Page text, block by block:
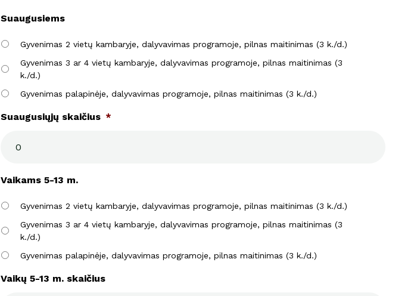
Suaugusiems
Gyvenimas 2 vietų kambaryje, dalyvavimas programoje, pilnas maitinimas (3 k./d.)
Gyvenimas 3 ar 4 vietų kambaryje, dalyvavimas programoje, pilnas maitinimas (3
k./d.)
Gyvenimas palapinėje, dalyvavimas programoje, pilnas maitinimas (3 k./d.)
Suaugusiųjų skaičius *
Vaikams 5-13 m.
Gyvenimas 2 vietų kambaryje, dalyvavimas programoje, pilnas maitinimas (3 k./d.)
Gyvenimas 3 ar 4 vietų kambaryje, dalyvavimas programoje, pilnas maitinimas (3
k./d.)
Gyvenimas palapinėje, dalyvavimas programoje, pilnas maitinimas (3 k./d.)
Vaikų 5-13 m. skaičius